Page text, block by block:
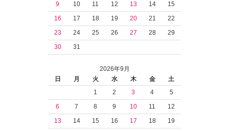
9
10 11 12 13 14
15
16
17 18 19 20 21
22
23
24 25 26 27 28
29
30
31
2026年9月
日
月 火 水 木 金
土
1
2 3 4
5
6
7 8 9 10 11
12
13
14 15 16 17 18
19